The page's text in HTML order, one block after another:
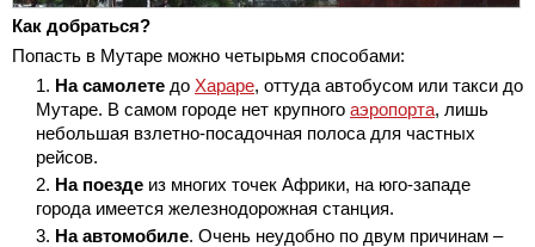
Как добраться?
Попасть в Мутаре можно четырьмя способами:
На самолете до Хараре, оттуда автобусом или такси до
Мутаре. В самом городе нет крупного аэропорта, лишь
небольшая взлетно-посадочная полоса для частных
рейсов.
На поезде из многих точек Африки, на юго-западе
города имеется железнодорожная станция.
На автомобиле. Очень неудобно по двум причинам –